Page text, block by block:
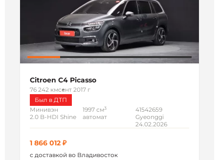
Citroen C4 Picasso
76 242 кмсент 2017 г
Был в ДТП
Минивэн
2.0 B-HDI Shine
1997 см3
автомат
41542659
Gyeonggi
24.02.2026
1 866 012 ₽
с доставкой во Владивосток